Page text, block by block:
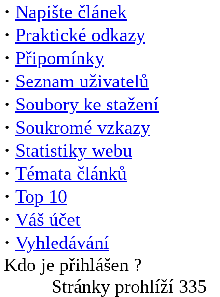
· Napište článek
· Praktické odkazy
· Připomínky
· Seznam uživatelů
· Soubory ke stažení
· Soukromé vzkazy
· Statistiky webu
· Témata článků
· Top 10
· Váš účet
· Vyhledávání
Kdo je přihlášen ?
Stránky prohlíží 335